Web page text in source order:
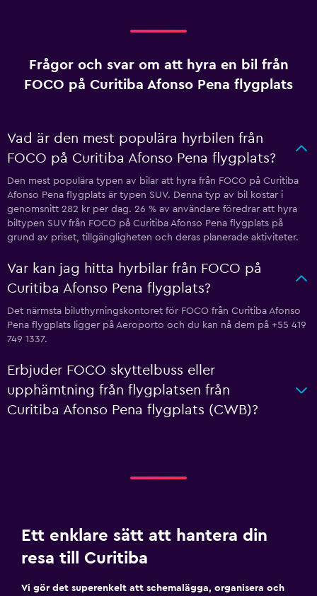
Frågor och svar om att hyra en bil från
FOCO på Curitiba Afonso Pena flygplats
Vad är den mest populära hyrbilen från
FOCO på Curitiba Afonso Pena flygplats?
Den mest populära typen av bilar att hyra från FOCO på Curitiba
Afonso Pena flygplats är typen SUV. Denna typ av bil kostar i
genomsnitt 282 kr per dag. 26 % av användare föredrar att hyra
biltypen SUV från FOCO på Curitiba Afonso Pena flygplats på
grund av priset, tillgängligheten och deras planerade aktiviteter.
Var kan jag hitta hyrbilar från FOCO på
Curitiba Afonso Pena flygplats?
Det närmsta biluthyrningskontoret för FOCO från Curitiba Afonso
Pena flygplats ligger på Aeroporto och du kan nå dem på +55 419
749 1337.
Erbjuder FOCO skyttelbuss eller
upphämtning från flygplatsen från
Curitiba Afonso Pena flygplats (CWB)?
Ett enklare sätt att hantera din
resa till Curitiba
Vi gör det superenkelt att schemalägga, organisera och